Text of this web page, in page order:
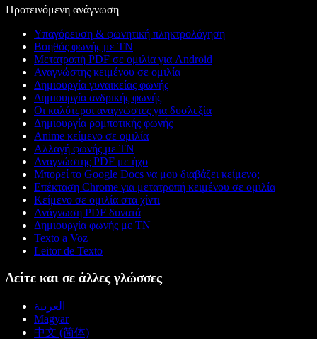
Προτεινόμενη ανάγνωση
Υπαγόρευση & φωνητική πληκτρολόγηση
Βοηθός φωνής με ΤΝ
Μετατροπή PDF σε ομιλία για Android
Αναγνώστης κειμένου σε ομιλία
Δημιουργία γυναικείας φωνής
Δημιουργία ανδρικής φωνής
Οι καλύτεροι αναγνώστες για δυσλεξία
Δημιουργία ρομποτικής φωνής
Anime κείμενο σε ομιλία
Αλλαγή φωνής με ΤΝ
Αναγνώστης PDF με ήχο
Μπορεί το Google Docs να μου διαβάζει κείμενο;
Επέκταση Chrome για μετατροπή κειμένου σε ομιλία
Κείμενο σε ομιλία στα χίντι
Ανάγνωση PDF δυνατά
Δημιουργία φωνής με ΤΝ
Texto a Voz
Leitor de Texto
Δείτε και σε άλλες γλώσσες
العربية
Magyar
中文 (简体)